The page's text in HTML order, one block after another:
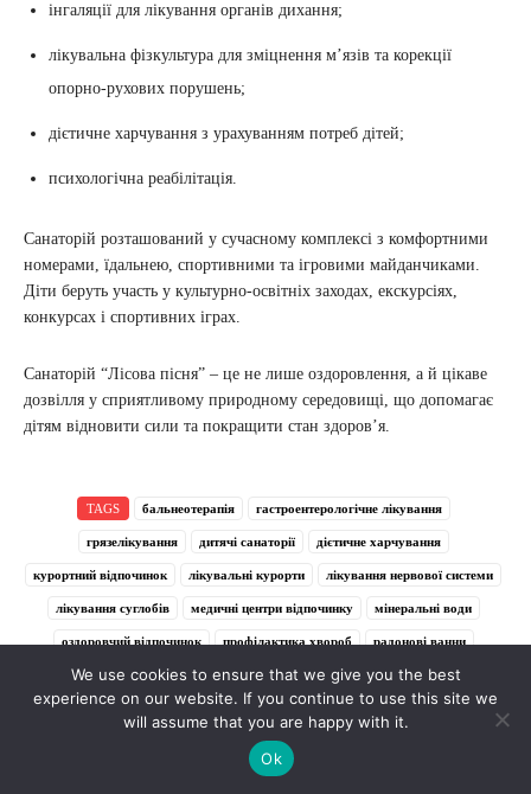
інгаляції для лікування органів дихання;
лікувальна фізкультура для зміцнення м’язів та корекції
опорно-рухових порушень;
дієтичне харчування з урахуванням потреб дітей;
психологічна реабілітація.
Санаторій розташований у сучасному комплексі з комфортними
номерами, їдальнею, спортивними та ігровими майданчиками.
Діти беруть участь у культурно-освітніх заходах, екскурсіях,
конкурсах і спортивних іграх.
Санаторій “Лісова пісня” – це не лише оздоровлення, а й цікаве
дозвілля у сприятливому природному середовищі, що допомагає
дітям відновити сили та покращити стан здоров’я.
TAGS бальнеотерапія гастроентерологічне лікування
грязелікування дитячі санаторії дієтичне харчування
курортний відпочинок лікувальні курорти лікування нервової системи
лікування суглобів медичні центри відпочинку мінеральні води
оздоровчий відпочинок профілактика хвороб радонові ванни
реабілітація після травм санаторії для пенсіонерів
санаторії Хмельниччини санаторно-курортне лікування
фізіотерапевтичні процедури
We use cookies to ensure that we give you the best
experience on our website. If you continue to use this site we
will assume that you are happy with it.
Ok